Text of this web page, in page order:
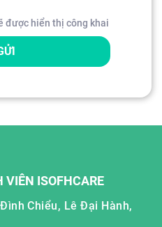
được hiển thị công khai
VIÊN ISOFHCARE
Chiểu, Lê Đại Hành,